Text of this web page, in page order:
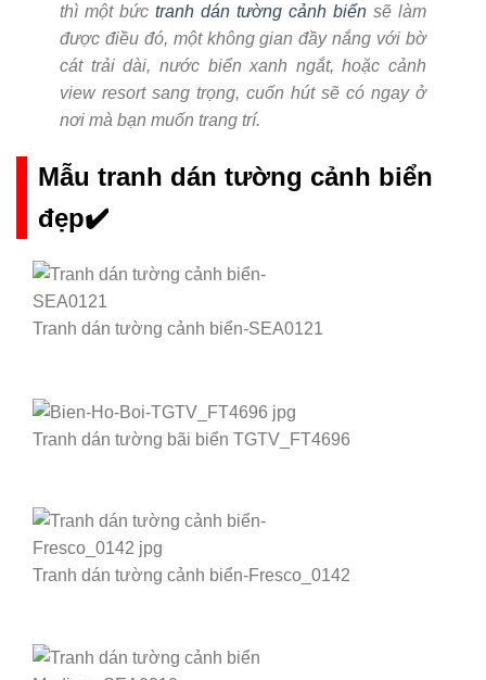
thì một bức tranh dán tường cảnh biển sẽ làm
được điều đó, một không gian đầy nắng với bờ
cát trải dài, nước biển xanh ngắt, hoặc cảnh
view resort sang trọng, cuốn hút sẽ có ngay ở
nơi mà bạn muốn trang trí.
Mẫu tranh dán tường cảnh biển
đẹp✔️
Tranh dán tường cảnh biển-SEA0121
Tranh dán tường bãi biển TGTV_FT4696
Tranh dán tường cảnh biển-Fresco_0142